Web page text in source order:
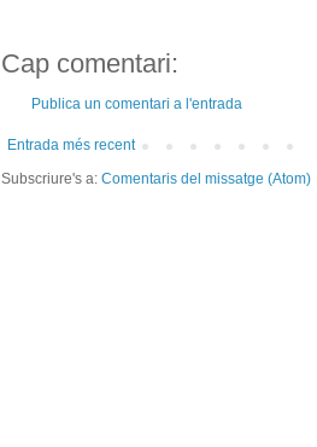
Cap comentari:
Publica un comentari a l'entrada
Entrada més recent
Subscriure's a: Comentaris del missatge (Atom)